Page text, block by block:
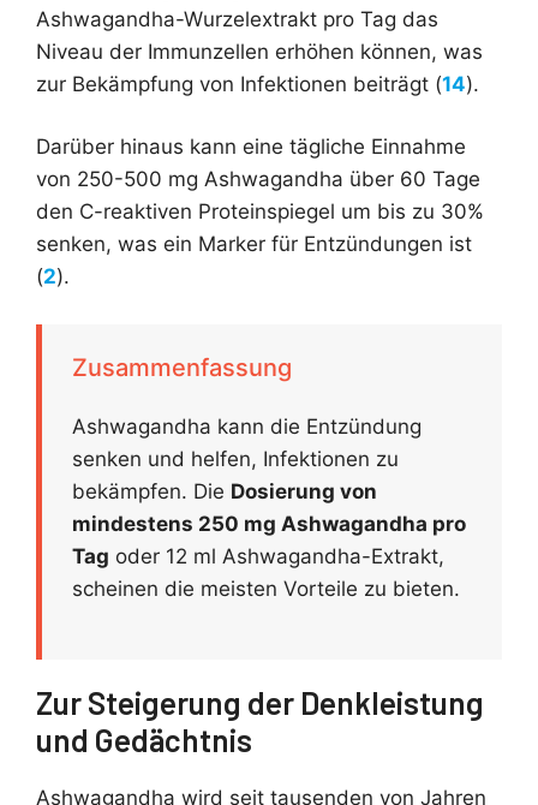
Ashwagandha-Wurzelextrakt pro Tag das
Niveau der Immunzellen erhöhen können, was
zur Bekämpfung von Infektionen beiträgt (14).
Darüber hinaus kann eine tägliche Einnahme
von 250-500 mg Ashwagandha über 60 Tage
den C-reaktiven Proteinspiegel um bis zu 30%
senken, was ein Marker für Entzündungen ist
(2).
Zusammenfassung
Ashwagandha kann die Entzündung
senken und helfen, Infektionen zu
bekämpfen. Die Dosierung von
mindestens 250 mg Ashwagandha pro
Tag oder 12 ml Ashwagandha-Extrakt,
scheinen die meisten Vorteile zu bieten.
Zur Steigerung der Denkleistung
und Gedächtnis
Ashwagandha wird seit tausenden von Jahren